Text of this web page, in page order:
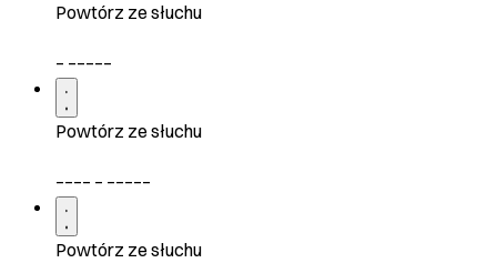
Powtórz ze słuchu
Powtórz ze słuchu
Powtórz ze słuchu